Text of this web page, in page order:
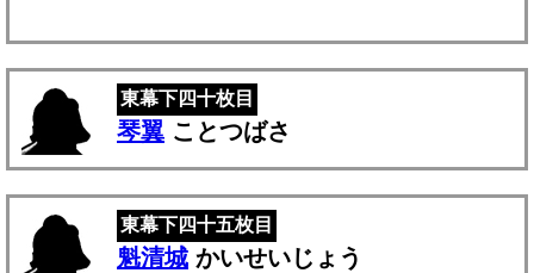
東幕下四十枚目
琴翼 ことつばさ
東幕下四十五枚目
魁清城 かいせいじょう